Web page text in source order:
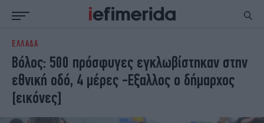
ΕΙΔΗΣΕΙΣ
NON PAPER
ΕΛΛΑΔΑ
ΟΙΚΟΝΟΜΙΑ
ΚΟΣΜΟΣ
ΠΟΛΙΤΙΣΜΟΣ
ΖΩΗ
ΕΛΛΑΔΑ
Βόλος: 500 πρόσφυγες εγκλωβίστηκαν στην
εθνική οδό, 4 μέρες -Εξαλλος ο δήμαρχος
[εικόνες]